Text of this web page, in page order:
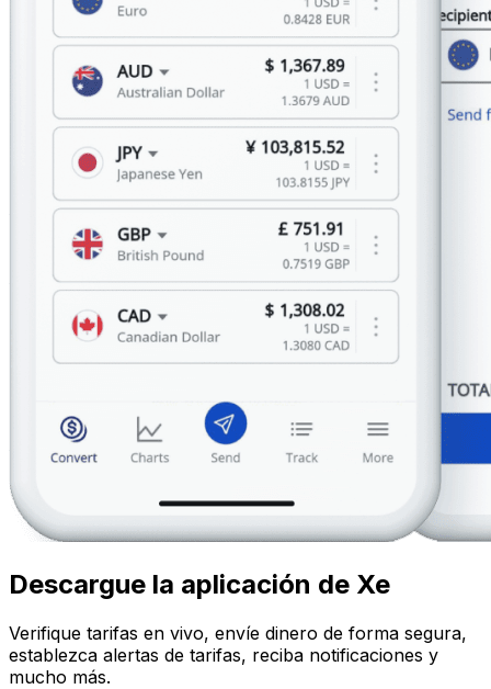
Descargue la aplicación de Xe
Verifique tarifas en vivo, envíe dinero de forma segura,
establezca alertas de tarifas, reciba notificaciones y
mucho más.